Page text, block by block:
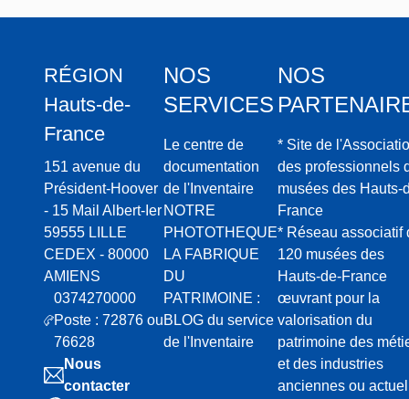
RÉGION
Hauts-de-
France
151 avenue du
Président-Hoover
- 15 Mail Albert-Ier
59555 LILLE
CEDEX - 80000
AMIENS
0374270000
Poste : 72876 ou
76628
Nous
contacter
NOS
SERVICES
Le centre de
documentation
de l'Inventaire
NOTRE
PHOTOTHEQUE
LA FABRIQUE
DU
PATRIMOINE :
BLOG du service
de l'Inventaire
NOS
* Site de
des professionnels
musées des Hauts-
France
* Réseau associatif
120 musées des
Hauts-de-France
œuvrant pour la
valorisation du
patrimoine des
et des industries
anciennes ou